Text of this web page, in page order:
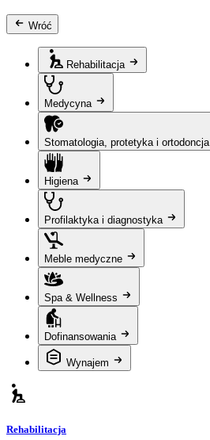
Wróć
Rehabilitacja
Medycyna
Stomatologia, protetyka i ortodoncja
Higiena
Profilaktyka i diagnostyka
Meble medyczne
Spa & Wellness
Dofinansowania
Wynajem
Rehabilitacja